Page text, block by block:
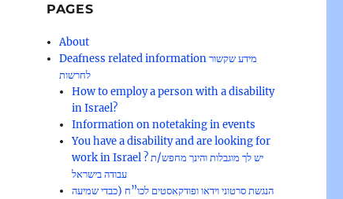
PAGES
About
Deafness related information מידע שקשור
לחרשות
How to employ a person with a disability
in Israel?
Information on notetaking in events
You have a disability and are looking for
work in Israel ? יש לך מוגבלות והינך מחפש/ת
עבודה בישראל
הנגשת סרטוני וידאו ופודקאסטים לכו”ח (כבדי שמיעה